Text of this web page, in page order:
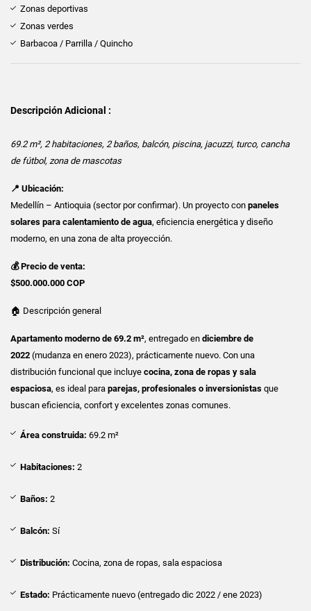
Zonas deportivas
Zonas verdes
Barbacoa / Parrilla / Quincho
Descripción Adicional :
69.2 m², 2 habitaciones, 2 baños, balcón, piscina, jacuzzi, turco, cancha
de fútbol, zona de mascotas
📍 Ubicación:
Medellín – Antioquia (sector por confirmar). Un proyecto con paneles
solares para calentamiento de agua, eficiencia energética y diseño
moderno, en una zona de alta proyección.
💰 Precio de venta:
$500.000.000 COP
🏠 Descripción general
Apartamento moderno de 69.2 m², entregado en diciembre de
2022 (mudanza en enero 2023), prácticamente nuevo. Con una
distribución funcional que incluye cocina, zona de ropas y sala
espaciosa, es ideal para parejas, profesionales o inversionistas que
buscan eficiencia, confort y excelentes zonas comunes.
Área construida: 69.2 m²
Habitaciones: 2
Baños: 2
Balcón: Sí
Distribución: Cocina, zona de ropas, sala espaciosa
Estado: Prácticamente nuevo (entregado dic 2022 / ene 2023)